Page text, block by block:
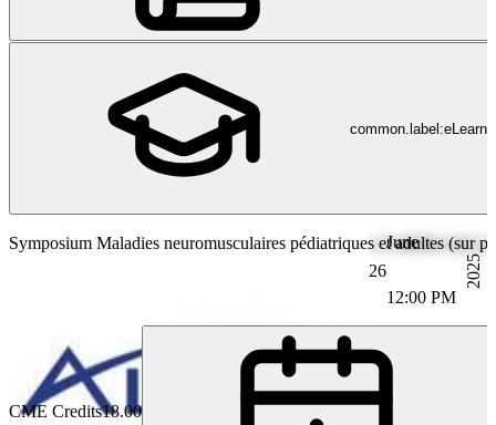
26
June
12:00 PM
2025
CME Credits18.00
Symposium Maladies neuromusculaires pédiatriques et adultes (sur